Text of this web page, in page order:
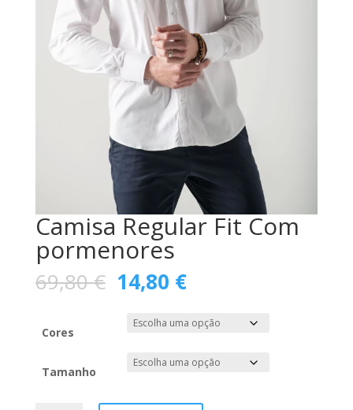
Camisa Regular Fit Com
pormenores
69,80€ O
preço
original
era:
69,80 €.
14,80 €O
preço
atual
é:
14,80 €.
Cores
Tamanho